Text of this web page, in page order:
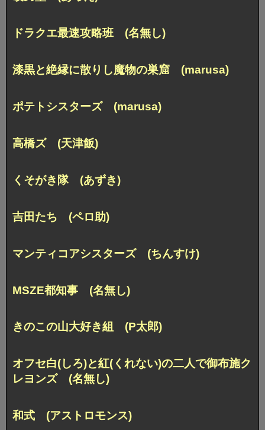
ドラクエ最速攻略班 (名無し)
漆黒と絶縁に散りし魔物の巣窟 (marusa)
ポテトシスターズ (marusa)
高橋ズ (天津飯)
くそがき隊 (あずき)
吉田たち (ペロ助)
マンティコアシスターズ (ちんすけ)
MSZE都知事 (名無し)
きのこの山大好き組 (P太郎)
オフセ白(しろ)と紅(くれない)の二人で御布施ク
レヨンズ (名無し)
和式 (アストロモンス)